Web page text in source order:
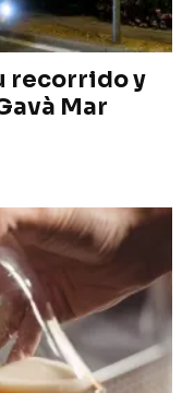
recorrido y
Mar